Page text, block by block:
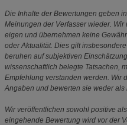
Die Inhalte der Bewertungen geben
Meinungen der Verfasser wieder.
eigen und übernehmen keine
oder Aktualität. Dies gilt
beruhen auf subjektiven
wissenschaftlich belegte Tatsachen,
Empfehlung verstanden werden. Wir
Angaben und bewerten sie weder als
Wir veröffentlichen sowohl positive
eingehende Bewertung wird vor der